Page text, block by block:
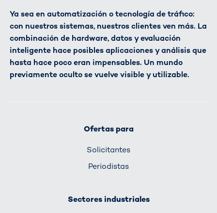
Ya sea en automatización o tecnología de tráfico:
con nuestros sistemas, nuestros clientes ven más. La
combinación de hardware, datos y evaluación
inteligente hace posibles aplicaciones y análisis que
hasta hace poco eran impensables. Un mundo
previamente oculto se vuelve visible y utilizable.
Ofertas para
Solicitantes
Periodistas
Sectores industriales